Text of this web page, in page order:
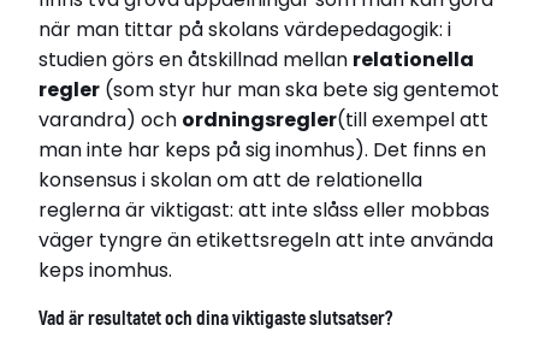
när man tittar på skolans värdepedagogik: i
studien görs en åtskillnad mellan relationella
regler (som styr hur man ska bete sig gentemot
varandra) och ordningsregler(till exempel att
man inte har keps på sig inomhus). Det finns en
konsensus i skolan om att de relationella
reglerna är viktigast: att inte slåss eller mobbas
väger tyngre än etikettsregeln att inte använda
keps inomhus.
Vad är resultatet och dina viktigaste slutsatser?